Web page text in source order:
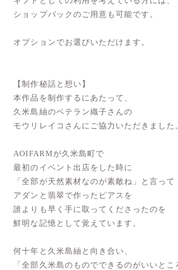
ショップバックのご用意も可能です。
オプションでお選びいただけます。
【制作秘話と想い】
本作品を制作するにあたって、
久米島紬のベテラン織子さんの
モウリレイコさんにご協力いただきました
AOIFARMが久米島町で
最初のイベント出店をした時に
「全部が天然素材なのが素敵ね」と言って
アダンと翡翠で作ったピアスを
誰よりも早く手に取ってくださったのを
鮮明な記憶として覚えています。
何十年と久米島紬と向き合い、
「全部久米島のものでできるのがいいとこ